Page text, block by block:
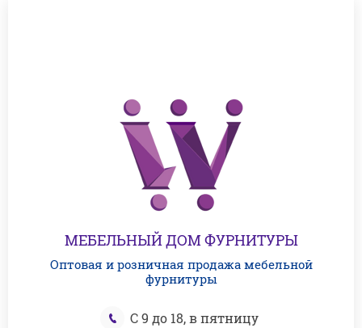
МЕБЕЛЬНЫЙ ДОМ ФУРНИТУРЫ
Оптовая и розничная продажа мебельной
фурнитуры
С 9 до 18, в пятницу